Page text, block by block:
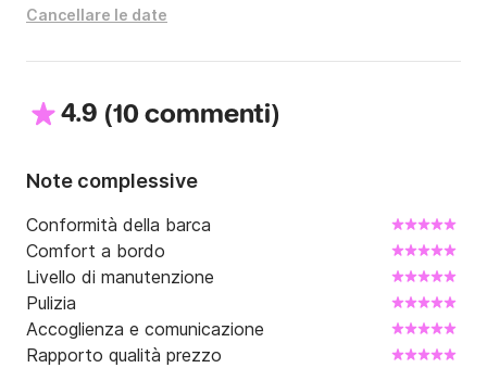
Cancellare le date
4.9 (10 commenti)
Note complessive
Conformità della barca
Comfort a bordo
Livello di manutenzione
Pulizia
Accoglienza e comunicazione
Rapporto qualità prezzo